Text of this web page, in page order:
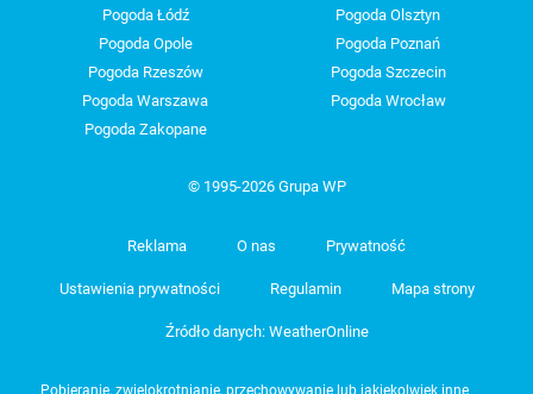
Pogoda Łódź
Pogoda Olsztyn
Pogoda Opole
Pogoda Poznań
Pogoda Rzeszów
Pogoda Szczecin
Pogoda Warszawa
Pogoda Wrocław
Pogoda Zakopane
© 1995-2026 Grupa WP
Reklama O nas Prywatność
Ustawienia prywatności Regulamin Mapa strony
Źródło danych: WeatherOnline
Pobieranie, zwielokrotnianie, przechowywanie lub jakiekolwiek inne